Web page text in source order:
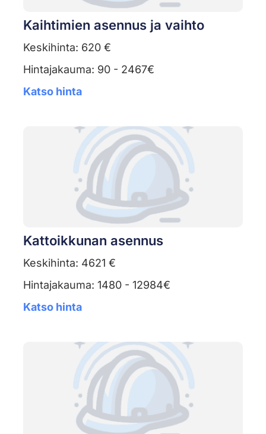
Kaihtimien asennus ja vaihto
Keskihinta: 620 €
Hintajakauma: 90 - 2467€
Katso hinta
Kattoikkunan asennus
Keskihinta: 4621 €
Hintajakauma: 1480 - 12984€
Katso hinta